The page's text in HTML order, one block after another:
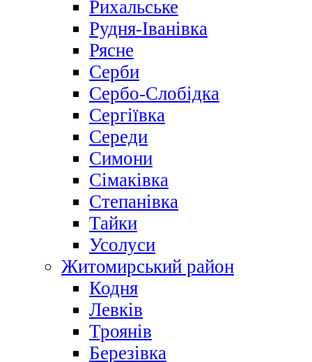
Рихальське
Рудня-Іванівка
Рясне
Серби
Сербо-Слобідка
Сергіївка
Середи
Симони
Сімаківка
Степанівка
Тайки
Усолуси
Житомирський район
Кодня
Левків
Троянів
Березівка